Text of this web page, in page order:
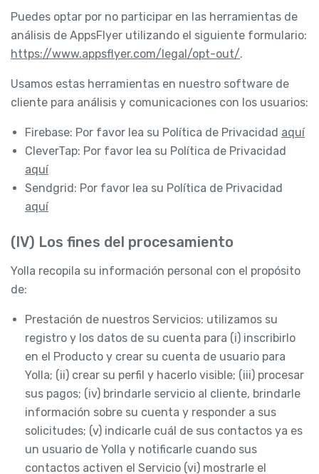
Puedes optar por no participar en las herramientas de
análisis de AppsFlyer utilizando el siguiente formulario:
https://www.appsflyer.com/legal/opt-out/.
Usamos estas herramientas en nuestro software de
cliente para análisis y comunicaciones con los usuarios:
Firebase: Por favor lea su Política de Privacidad aquí
CleverTap: Por favor lea su Política de Privacidad
aquí
Sendgrid: Por favor lea su Política de Privacidad
aquí
(IV) Los fines del procesamiento
Yolla recopila su información personal con el propósito
de:
Prestación de nuestros Servicios: utilizamos su
registro y los datos de su cuenta para (i) inscribirlo
en el Producto y crear su cuenta de usuario para
Yolla; (ii) crear su perfil y hacerlo visible; (iii) procesar
sus pagos; (iv) brindarle servicio al cliente, brindarle
información sobre su cuenta y responder a sus
solicitudes; (v) indicarle cuál de sus contactos ya es
un usuario de Yolla y notificarle cuando sus
contactos activen el Servicio (vi) mostrarle el